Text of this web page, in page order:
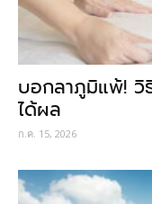
บอกลาภูมิแพ้! วิ
ได้ผล
ก.ค. 15, 2026